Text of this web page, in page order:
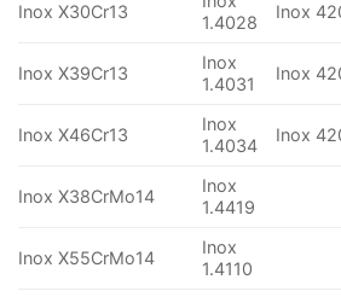
Inox X30Cr13
1.4028
Inox
Inox X39Cr13
Inox
1.4031
Inox
Inox X46Cr13
Inox
1.4034
Inox
Inox X38CrMo14
Inox
1.4419
Inox X55CrMo14
Inox
1.4110